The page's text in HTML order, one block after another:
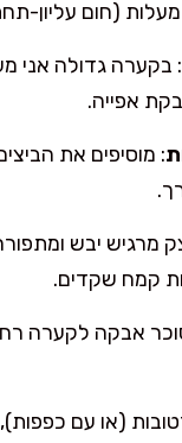
: בקערה גדולה אני
אפייה.
: מוסיפים את
מרגיש יבש
אבקה לקערה